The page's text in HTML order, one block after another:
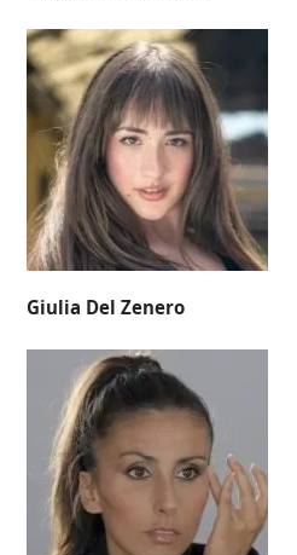
Giulia Del Zenero